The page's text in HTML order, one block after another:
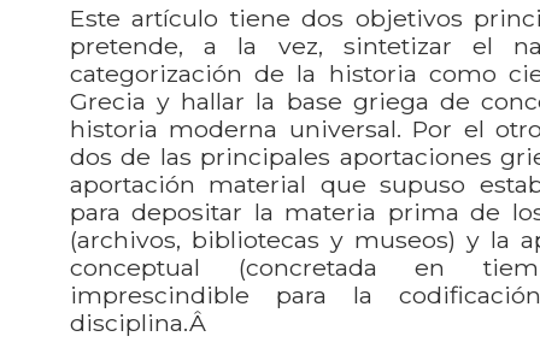
Este artículo tiene dos objetivos
pretende, a la vez, sintetizar el
categorización de la historia como
Grecia y hallar la base griega de
historia moderna universal. Por el
dos de las principales aportaciones
aportación material que supuso
para depositar la materia prima de
(archivos, bibliotecas y museos) y la
conceptual (concretada en
imprescindible para la
disciplina.Â